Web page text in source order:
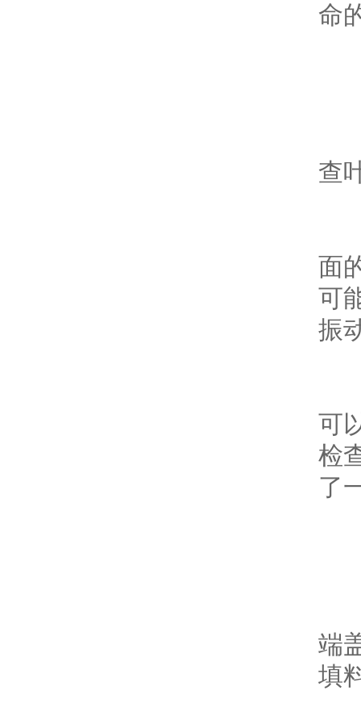
命
查
面
可
振动
可
检
了
端
填料